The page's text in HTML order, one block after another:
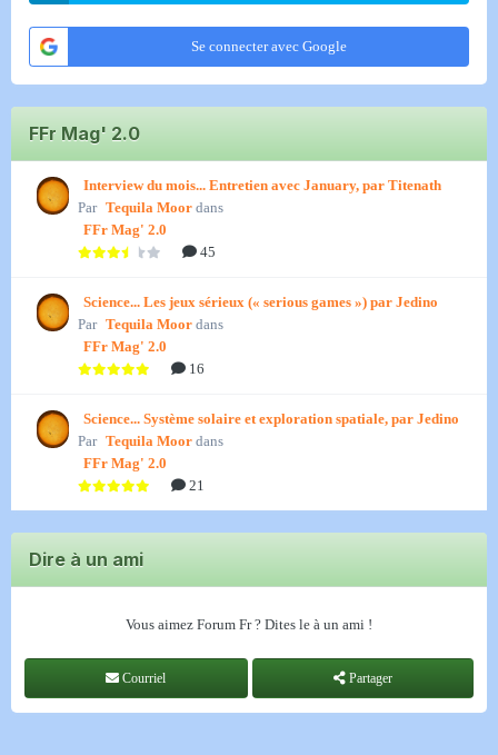
Se connecter avec Google
FFr Mag' 2.0
Interview du mois... Entretien avec January, par Titenath
Par Tequila Moor dans
FFr Mag' 2.0
45
Science... Les jeux sérieux (« serious games ») par Jedino
Par Tequila Moor dans
FFr Mag' 2.0
16
Science... Système solaire et exploration spatiale, par Jedino
Par Tequila Moor dans
FFr Mag' 2.0
21
Dire à un ami
Vous aimez Forum Fr ? Dites le à un ami !
Courriel Partager